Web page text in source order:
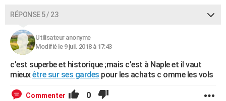
RÉPONSE 5 / 23
Utilisateur anonyme
Modifié le 9 juil. 2018 à 17:43
c'est superbe et historique ;mais c'est à Naple et il vaut
mieuxêtre sur ses gardes pour les achats c omme les vols
Commenter 0